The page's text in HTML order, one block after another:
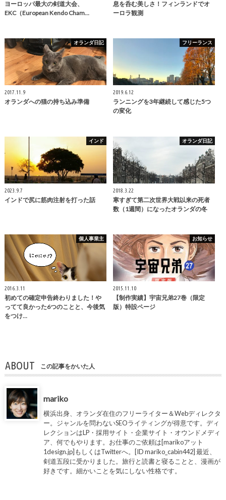
ヨーロッパ最大の剣道大会、
EKC（European Kendo Cham…
息を呑む美しさ！フィンランドでオ
ーロラ観測
オランダ日記
2017.11.9
オランダへの猫の持ち込み準備
フリーランス
2019.6.12
ランニングを3年継続して感じた5つ
の変化
インド
2023.9.7
インドで尻に筋肉注射を打った話
オランダ日記
2018.3.22
寒すぎて第二次世界大戦以来の死者
数（1週間）になったオランダの冬
個人事業主
2016.3.11
初めての確定申告終わりました！や
ってて良かった6つのことと、今後気
をつけ…
お知らせ
2015.11.10
【制作実績】宇宙兄弟27巻（限定
版）特設ページ
ABOUT この記事をかいた人
mariko
横浜出身、オランダ在住のフリーライター＆Webディレクタ
ー。ジャンルを問わないSEOライティングが得意です。ディ
レクションはLP・採用サイト・企業サイト・オウンドメディ
ア、何でもやります。お仕事のご依頼は[marikoアット
1design.jp]もしくはTwitterへ。[ID mariko_cabin442] 最近、
剣道五段に受かりました。旅行と読書と寝ることと、漫画が
好きです。細かいことを気にしない性格です。